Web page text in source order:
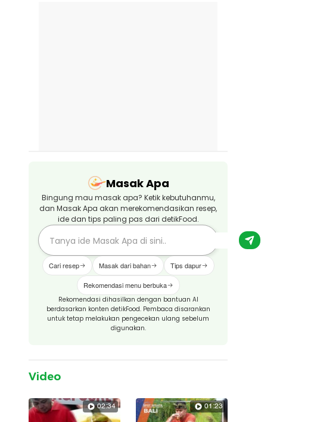
Masak Apa
Bingung mau masak apa? Ketik kebutuhanmu,
dan Masak Apa akan merekomendasikan resep,
ide dan tips paling pas dari detikFood.
Cari resep Masak dari bahan Tips dapur
Rekomendasi menu berbuka
Rekomendasi dihasilkan dengan bantuan AI
berdasarkan konten detikFood. Pembaca disarankan
untuk tetap melakukan pengecekan ulang sebelum
digunakan.
Video
02:34 01:23